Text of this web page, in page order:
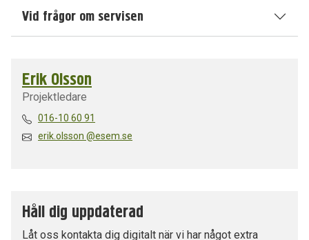
Vid frågor om servisen
Erik Olsson
Projektledare
016-10 60 91
erik.olsson @esem.se
Håll dig uppdaterad
Låt oss kontakta dig digitalt när vi har något extra